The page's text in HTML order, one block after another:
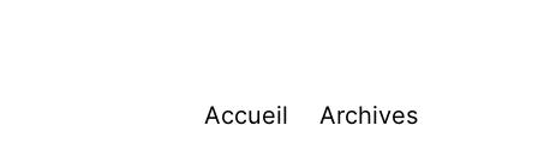
Accueil Archives